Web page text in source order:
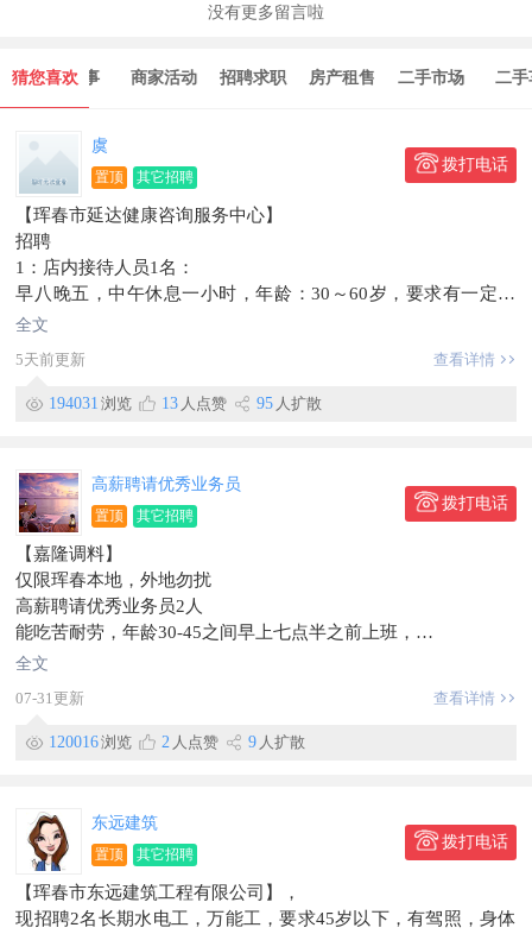
没有更多留言啦
猜您喜欢
打听事 商家活动 招聘求职 房产租售 二手市场 二手车
虞
置顶 其它招聘
拨打电话
【珲春市延达健康咨询服务中心】
招聘
1：店内接待人员1名：
早八晚五，中午休息一小时，年龄：30～60岁，要求有一定的
语言表达能力，沟通能力，懂朝语，朝鲜族优先，
2：前方发单人员1名：
年龄不限，早八晚五，中午休息一小时，
要求：年龄35～60岁，有一定的保健品销售经验，
薪资：3000加提成，月收入6000元以上
早八晚五中午休息一小时
联系电话：183~4335~4444虞
地址:边检住宅门市
信息有效期到2026/09/20
全文
5天前更新
查看详情
194031 浏览 13 人点赞 95 人扩散
高薪聘请优秀业务员
置顶 其它招聘
拨打电话
【嘉隆调料】
仅限珲春本地，外地勿扰
高薪聘请优秀业务员2人
能吃苦耐劳，年龄30-45之间早上七点半之前上班，
四点半下班中午管饭，
工资3000+提成
工作地点西市场
全文
07-31更新
查看详情
120016浏览 2 人点赞 9 人扩散
东远建筑
置顶 其它招聘
拨打电话
【珲春市东远建筑工程有限公司】，
现招聘2名长期水电工，万能工，要求45岁以下，有驾照，身体